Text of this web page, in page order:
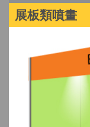
展板類噴畫